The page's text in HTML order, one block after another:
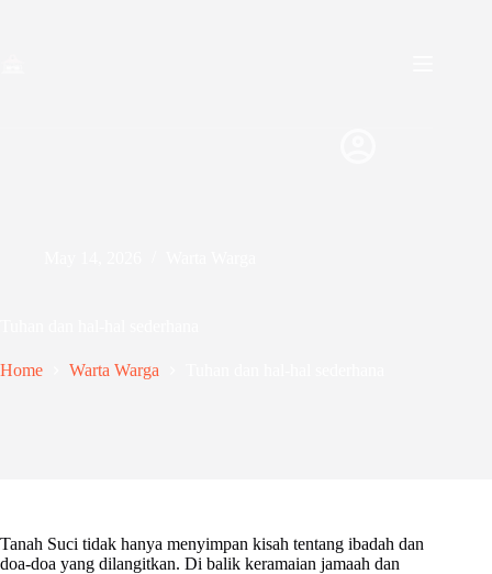
Home Warta Warga
Tanah Suci tidak hanya menyimpan kisah tentang ibadah dan
doa-doa yang dilangitkan. Di balik keramaian jamaah dan